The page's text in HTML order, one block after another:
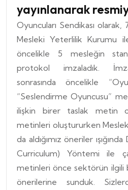
yayınlanarak
Oyuncuları Sendikası
Mesleki Yeterlilik Kurumu
öncelikle 5 mesleğin
protokol imzaladık.
sonrasında öncelikle
“Seslendirme Oyuncusu”
ilişkin birer taslak metin
metinleri oluştururken
da aldığımız öneriler
Curriculum) Yöntemi ile
metinleri önce sektörün ilgili
önerilerine sunduk.